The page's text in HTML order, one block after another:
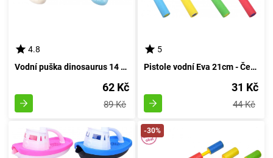
4.8
Vodní puška dinosaurus 14 cm
62 Kč
89 Kč
5
Pistole vodní Eva 21cm - České balení - Vodní pištola Eva 21cm - České obalí
31 Kč
44 Kč
-30%